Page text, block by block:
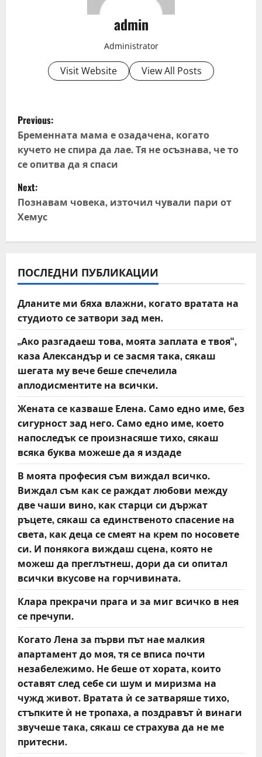
admin
Administrator
Visit Website View All Posts
P
o
s
t
n
a
v
i
g
a
t
i
o
n
Previous:
Бременната мама е озадачена, когато
кучето не спира да лае. Тя не осъзнава, че то
се опитва да я спаси
Next:
Познавам човека, източил чували пари от
Хемус
ПОСЛЕДНИ ПУБЛИКАЦИИ
Дланите ми бяха влажни, когато вратата на
студиото се затвори зад мен.
„Ако разгадаеш това, моята заплата е твоя“,
каза Александър и се засмя така, сякаш
шегата му вече беше спечелила
аплодисментите на всички.
Жената се казваше Елена. Само едно име, без
сигурност зад него. Само едно име, което
напоследък се произнасяше тихо, сякаш
всяка буква можеше да я издаде
В моята професия съм виждал всичко.
Виждал съм как се раждат любови между
две чаши вино, как старци си държат
ръцете, сякаш са единственото спасение на
света, как деца се смеят на крем по носовете
си. И понякога виждаш сцена, която не
можеш да преглътнеш, дори да си опитал
всички вкусове на горчивината.
Клара прекрачи прага и за миг всичко в нея
се пречупи.
Когато Лена за първи път нае малкия
апартамент до моя, тя се вписа почти
незабележимо. Не беше от хората, които
оставят след себе си шум и миризма на
чужд живот. Вратата ѝ се затваряше тихо,
стъпките ѝ не тропаха, а поздравът ѝ винаги
звучеше така, сякаш се страхува да не ме
притесни.